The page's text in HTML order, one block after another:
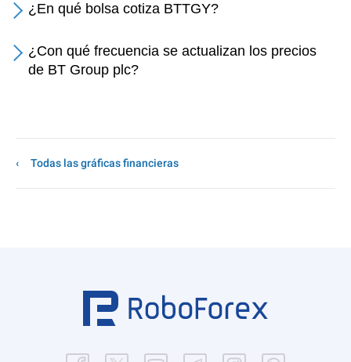
¿En qué bolsa cotiza BTTGY?
¿Con qué frecuencia se actualizan los precios
de BT Group plc?
Todas las gráficas financieras